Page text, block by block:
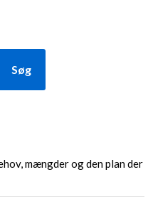
Søg
mængder og den plan der